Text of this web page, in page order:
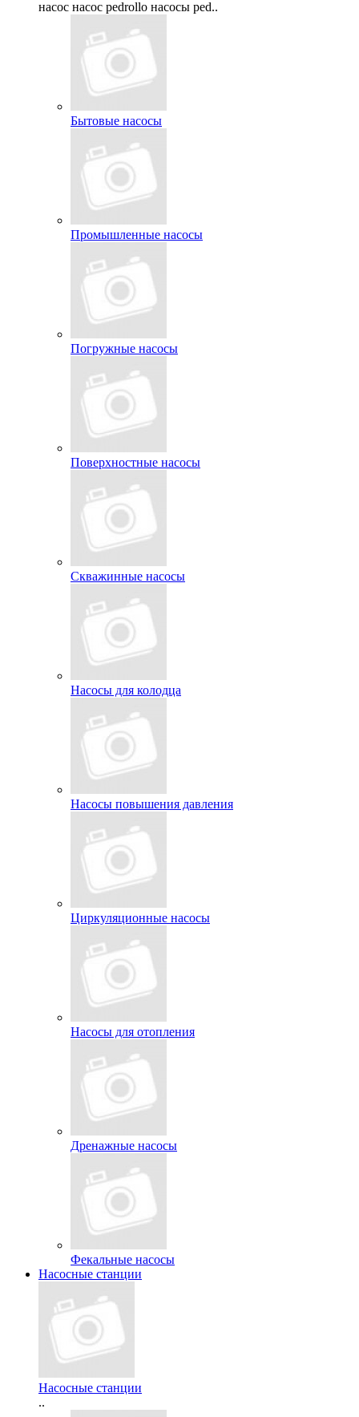
насос насос pedrollo насосы ped..
Бытовые насосы
Промышленные насосы
Погружные насосы
Поверхностные насосы
Скважинные насосы
Насосы для колодца
Насосы повышения давления
Циркуляционные насосы
Насосы для отопления
Дренажные насосы
Фекальные насосы
Насосные станции
Насосные станции
..